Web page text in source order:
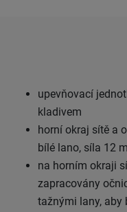
upevňovací
kladivem
horní okraj sítě a
bílé lano, síla 12
na horním okraji
zapracovány
tažnými lany, aby